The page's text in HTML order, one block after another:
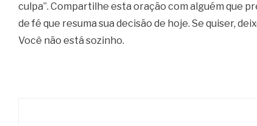
culpa”. Compartilhe esta oração com alguém que
de fé que resuma sua decisão de hoje. Se quiser,
Você não está sozinho.